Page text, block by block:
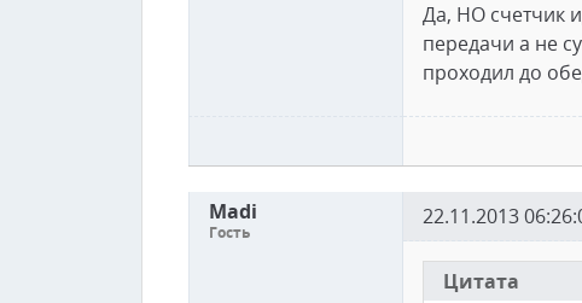
Да, НО счетчик
передачи а не
проходил до
Madi
Гость
22.11.2013
Цитата